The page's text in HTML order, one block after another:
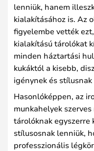
lenniük, hanem
kialakításához is. Az
figyelembe vették
kialakítású tárolókat
minden háztartási
kukáktól a kisebb,
igénynek és
Hasonlóképpen, az
munkahelyek
tárolóknak egyszerre
stílusosnak lenniük,
professzionális